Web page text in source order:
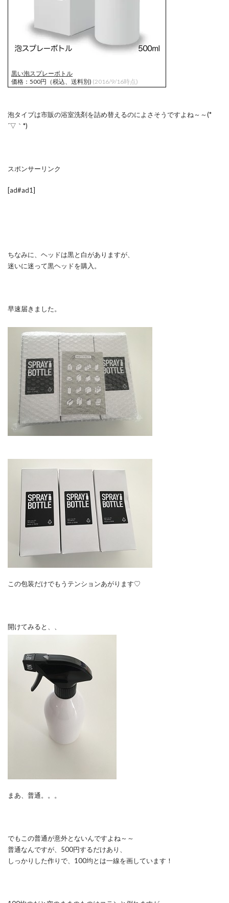
黒い泡スプレーボトル
価格：500円（税込、送料別) (2016/9/16時点)
泡タイプは市販の浴室洗剤を詰め替えるのによさそうですよね～～(*
´▽｀*)
スポンサーリンク
[ad#ad1]
ちなみに、ヘッドは黒と白がありますが、
迷いに迷って黒ヘッドを購入。
早速届きました。
この包装だけでもうテンションあがります♡
開けてみると、、
まあ、普通。。。
でもこの普通が意外とないんですよね～～
普通なんですが、500円するだけあり、
しっかりした作りで、100均とは一線を画しています！